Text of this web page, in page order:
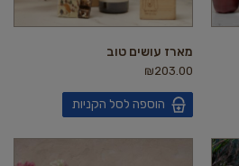
מארז עושים טוב
₪203.00
הוספה לסל הקניות